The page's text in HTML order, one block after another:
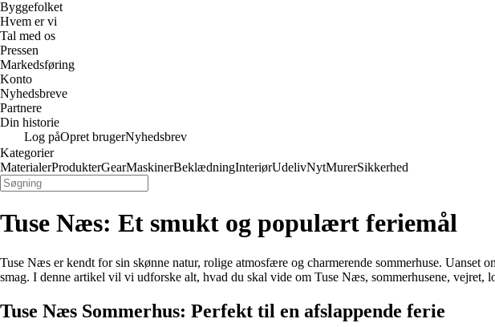
Byggefolket
Hvem er vi
Tal med os
Pressen
Markedsføring
Konto
Nyhedsbreve
Partnere
Din historie
Log påOpret brugerNyhedsbrev
Kategorier
MaterialerProdukterGearMaskinerBeklædningInteriørUdelivNytMurerSikkerhed
Tuse Næs: Et smukt og populært feriemål
Tuse Næs er kendt for sin skønne natur, rolige atmosfære og charmerende sommerhuse. Uanset
smag. I denne artikel vil vi udforske alt, hvad du skal vide om Tuse Næs, sommerhusene, vejret,
Tuse Næs Sommerhus: Perfekt til en afslappende ferie